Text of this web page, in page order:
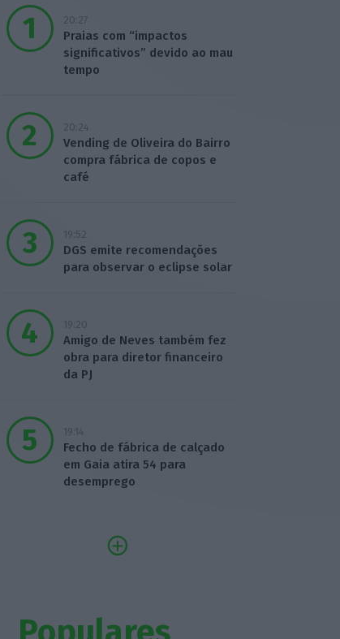
20:27
Praias com “impactos
significativos” devido ao mau
tempo
20:24
Vending de Oliveira do Bairro
compra fábrica de copos e
café
19:52
DGS emite recomendações
para observar o eclipse solar
19:20
Amigo de Neves também fez
obra para diretor financeiro
da PJ
19:14
Fecho de fábrica de calçado
em Gaia atira 54 para
desemprego